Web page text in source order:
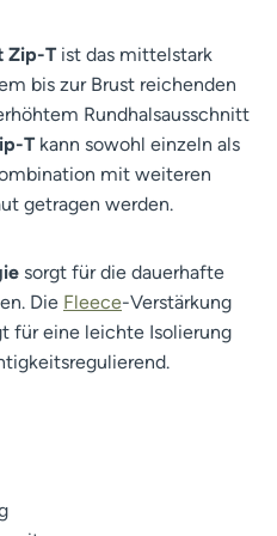
Zip-Tist das mittelstark
bis zur Brust reichenden
Rundhalsausschnitt
Tkann sowohl einzeln als
mit weiteren
getragen werden.
sorgt für die dauerhafte
Die Fleece-Verstärkung
für eine leichte Isolierung